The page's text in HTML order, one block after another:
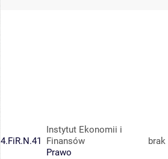
4.FiR.N.41
Instytut Ekonomii i
Finansów
Prawo
brak